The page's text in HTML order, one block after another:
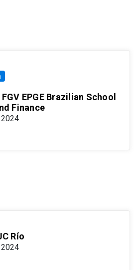
EPGE Brazilian School
Finance
Río